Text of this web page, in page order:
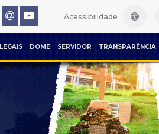
Acessibilidade
DOME SERVIDOR TRANSPARÊNCIA